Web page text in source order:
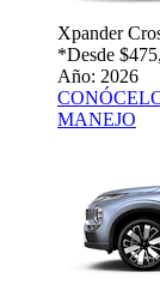
Xpander
*Desde
Año: 2026
MANEJO